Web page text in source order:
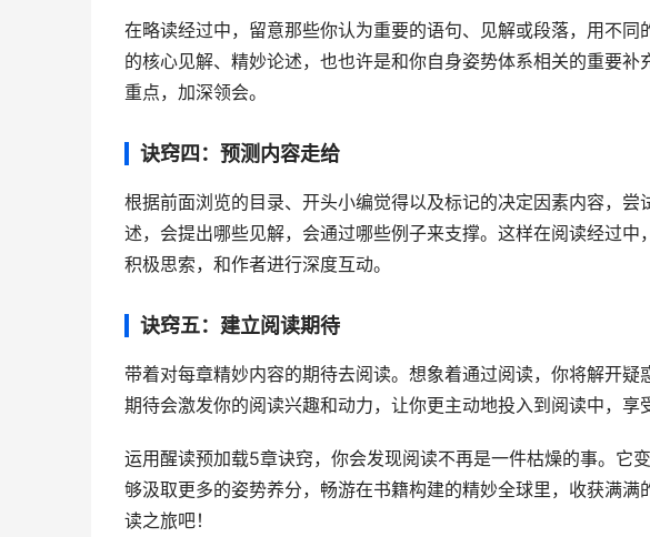
在略读经过中，留意那些你认为重要的语句、见解或段落，用不
的核心见解、精妙论述，也也许是和你自身姿势体系相关的重要
重点，加深领会。
诀窍四：预测内容走给
根据前面浏览的目录、开头小编觉得以及标记的决定因素内容，
述，会提出哪些见解，会通过哪些例子来支撑。这样在阅读经过中
积极思索，和作者进行深度互动。
诀窍五：建立阅读期待
带着对每章精妙内容的期待去阅读。想象着通过阅读，你将解开
期待会激发你的阅读兴趣和动力，让你更主动地投入到阅读中，享
运用醒读预加载5章诀窍，你会发现阅读不再是一件枯燥的事。它
够汲取更多的姿势养分，畅游在书籍构建的精妙全球里，收获满
读之旅吧！